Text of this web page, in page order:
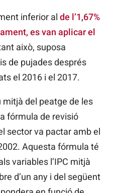
inferior al de l’1,67%
es van aplicar el
això, suposa
de pujades després
el 2016 i el 2017.
mitjà del peatge de les
fórmula de revisió
sector va pactar amb el
Aquesta fórmula té
variables l’IPC mitjà
d’un any i del següent